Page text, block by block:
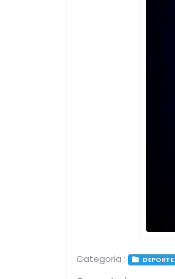
Categoria : DEPORTE